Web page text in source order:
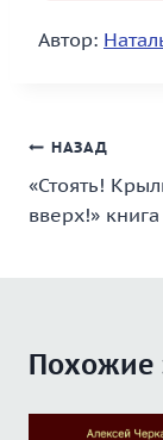
Автор:
Навигация
по
записям
НАЗАД
«Стоять!
вверх!» книга
Похожие